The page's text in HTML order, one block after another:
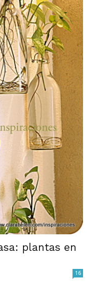
plantas en
16